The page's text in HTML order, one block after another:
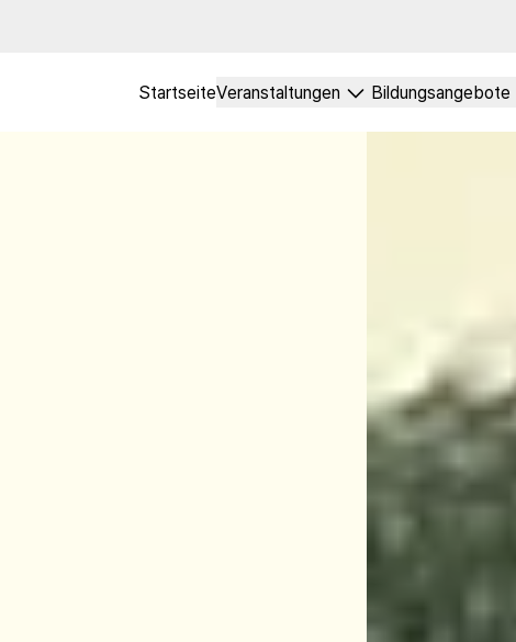
StartseiteVeranstaltungen Bildungsangebote